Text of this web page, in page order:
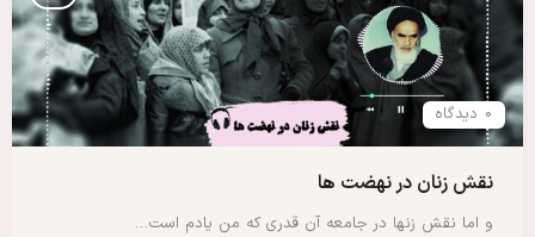
0 دیدگاه
نقش زنان در نهضت ها
و اما نقش زنها در جامعه آن قدری که من یادم است…